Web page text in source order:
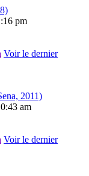
pm
Voir le dernier
2011)
am
Voir le dernier